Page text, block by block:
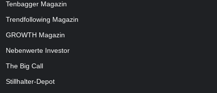
Tenbagger Magazin
Trendfollowing Magazin
GROWTH Magazin
Nebenwerte Investor
The Big Call
Stillhalter-Depot